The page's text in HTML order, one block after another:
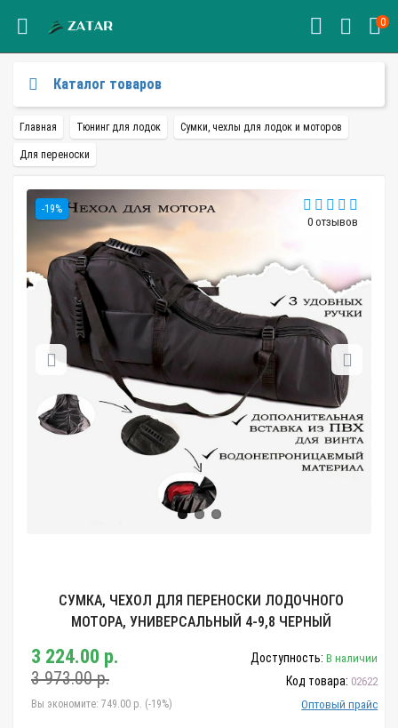
0
Каталог товаров
Главная Тюнинг для лодок Сумки, чехлы для лодок и моторов
Для переноски
-19%
0 отзывов
СУМКА, ЧЕХОЛ ДЛЯ ПЕРЕНОСКИ ЛОДОЧНОГО
МОТОРА, УНИВЕРСАЛЬНЫЙ 4-9,8 ЧЕРНЫЙ
3 224.00 р.
3 973.00 р.
Вы экономите: 749.00 р. (-19%)
Доступность: В наличии
Код товара: 02622
Оптовый прайс